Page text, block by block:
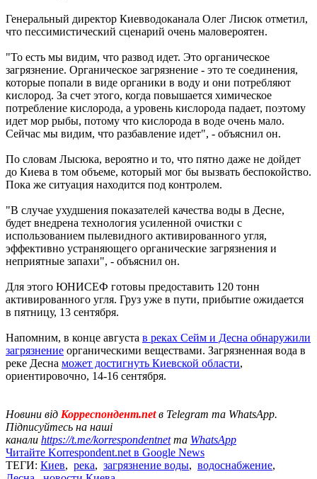
Генеральный директор Киевводоканала Олег Лисюк отметил,
что пессимистический сценарий очень маловероятен.
"То есть мы видим, что развод идет. Это органическое
загрязнение. Органическое загрязнение - это те соединения,
которые попали в виде органики в воду и они потребляют
кислород. За счет этого, когда повышается химическое
потребление кислорода, а уровень кислорода падает, поэтому
идет мор рыбы, потому что кислорода в воде очень мало.
Сейчас мы видим, что разбавление идет", - объяснил он.
По словам Лысюка, вероятно и то, что пятно даже не дойдет
до Киева в том объеме, который мог бы вызвать беспокойство.
Пока же ситуация находится под контролем.
"В случае ухудшения показателей качества воды в Десне,
будет внедрена технология усиленной очистки с
использованием пылевидного активированного угля,
эффективно устраняющего органические загрязнения и
неприятные запахи", - объяснил он.
Для этого ЮНИСЕФ готовы предоставить 120 тонн
активированного угля. Груз уже в пути, прибытие ожидается
в пятницу, 13 сентября.
Напомним, в конце августа в реках Сейм и Десна обнаружили
загрязнение органическими веществами. Загрязненная вода в
реке Десна может достигнуть Киевской области,
ориентировочно, 14-16 сентября.
Новини від Корреспондент.netв Telegram та WhatsApp.
Підписуйтесь на наші
канали https://t.me/korrespondentnetта WhatsApp
Читайте Korrespondent.net в Google News
ТЕГИ: Киев, река, загрязнение воды, водоснабжение,